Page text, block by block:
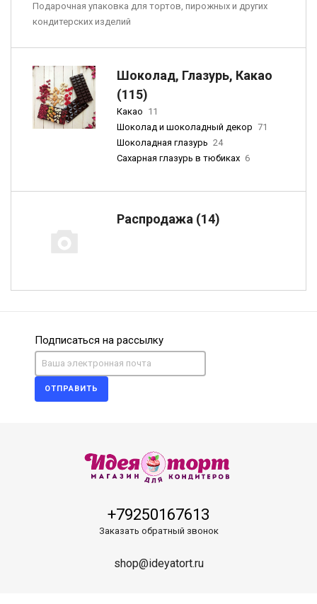
Подарочная упаковка для тортов, пирожных и других
кондитерских изделий
Шоколад, Глазурь, Какао
(115)
Какао 11
Шоколад и шоколадный декор 71
Шоколадная глазурь 24
Сахарная глазурь в тюбиках 6
Распродажа (14)
Подписаться на рассылку
ОТПРАВИТЬ
+79250167613
Заказать обратный звонок
shop@ideyatort.ru